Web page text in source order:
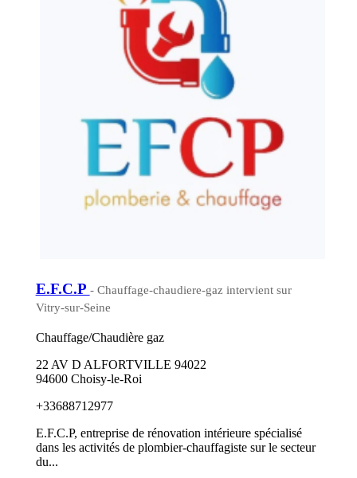
E.F.C.P - Chauffage-chaudiere-gaz intervient sur
Vitry-sur-Seine
Chauffage/Chaudière gaz
22 AV D ALFORTVILLE 94022
94600 Choisy-le-Roi
+33688712977
E.F.C.P, entreprise de rénovation intérieure spécialisé
dans les activités de plombier-chauffagiste sur le secteur
du...